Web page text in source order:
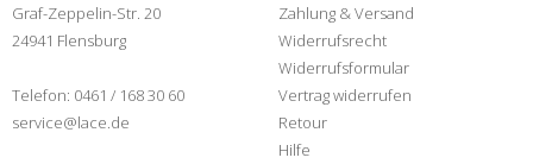
Graf-Zeppelin-Str. 20
24941 Flensburg
Telefon: 0461 / 168 30 60
service@lace.de
Zahlung & Versand
Widerrufsrecht
Widerrufsformular
Vertrag widerrufen
Retour
Hilfe